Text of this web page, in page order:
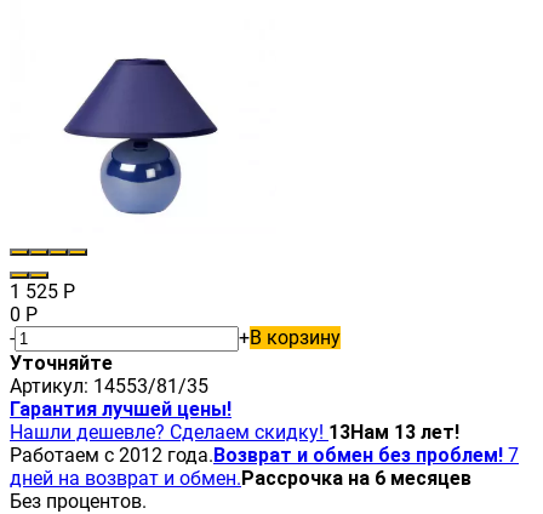
1 525 Р
0 Р
-
+В корзину
Уточняйте
Артикул: 14553/81/35
Гарантия лучшей цены!
Нашли дешевле? Сделаем скидку! 13Нам 13 лет!
Работаем с 2012 года.Возврат и обмен без проблем! 7
дней на возврат и обмен.Рассрочка на 6 месяцев
Без процентов.